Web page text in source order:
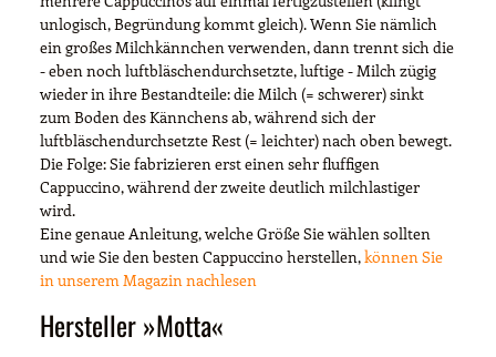
unlogisch, Begründung kommt gleich). Wenn Sie nämlich
ein großes Milchkännchen verwenden, dann trennt sich die
- eben noch luftbläschendurchsetzte, luftige - Milch zügig
wieder in ihre Bestandteile: die Milch (= schwerer) sinkt
zum Boden des Kännchens ab, während sich der
luftbläschendurchsetzte Rest (= leichter) nach oben bewegt.
Die Folge: Sie fabrizieren erst einen sehr fluffigen
Cappuccino, während der zweite deutlich milchlastiger
wird.
Eine genaue Anleitung, welche Größe Sie wählen sollten
und wie Sie den besten Cappuccino herstellen,können Sie
in unserem Magazin nachlesen
Hersteller »Motta«